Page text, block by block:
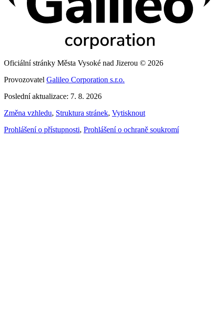
Oficiální stránky Města Vysoké nad Jizerou © 2026
Provozovatel Galileo Corporation s.r.o.
Poslední aktualizace: 7. 8. 2026
Změna vzhledu, Struktura stránek, Vytisknout
Prohlášení o přístupnosti, Prohlášení o ochraně soukromí